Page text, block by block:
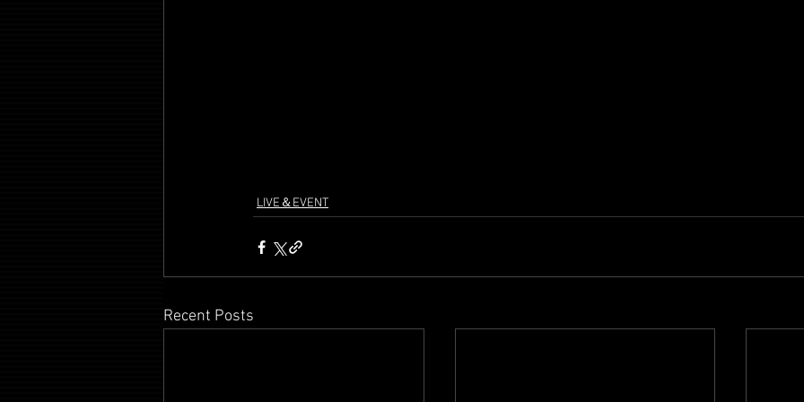
LIVE＆EVENT
Recent Posts